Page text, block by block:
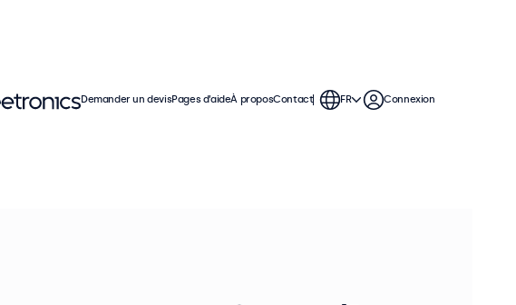
Demander un devisPages d’aideÀ proposContact FR Connexion